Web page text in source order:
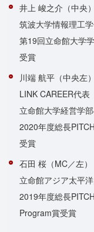
井上 峻之介（中央）
筑波大学情報理工
第19回立命館大学
受賞
川端 航平（中央左）
LINK CAREER代表
立命館大学経営学
2020年度総長
受賞
石田 桜（MC／左）
立命館アジア太平
2019年度総長
Program賞受賞